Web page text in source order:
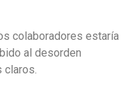
colaboradores estaría
al desorden